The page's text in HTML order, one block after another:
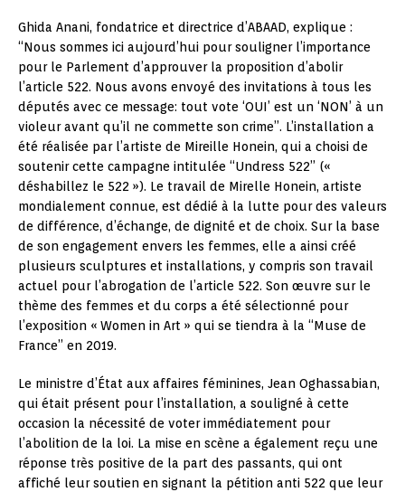
Ghida Anani, fondatrice et directrice d’ABAAD, explique :
“Nous sommes ici aujourd’hui pour souligner l’importance
pour le Parlement d’approuver la proposition d’abolir
l’article 522. Nous avons envoyé des invitations à tous les
députés avec ce message: tout vote ‘OUI’ est un ‘NON’ à un
violeur avant qu’il ne commette son crime”. L’installation a
été réalisée par l’artiste de Mireille Honein, qui a choisi de
soutenir cette campagne intitulée “Undress 522” («
déshabillez le 522 »). Le travail de Mirelle Honein, artiste
mondialement connue, est dédié à la lutte pour des valeurs
de différence, d’échange, de dignité et de choix. Sur la base
de son engagement envers les femmes, elle a ainsi créé
plusieurs sculptures et installations, y compris son travail
actuel pour l’abrogation de l’article 522. Son œuvre sur le
thème des femmes et du corps a été sélectionné pour
l’exposition « Women in Art » qui se tiendra à la “Muse de
France” en 2019.
Le ministre d’État aux affaires féminines, Jean Oghassabian,
qui était présent pour l’installation, a souligné à cette
occasion la nécessité de voter immédiatement pour
l’abolition de la loi. La mise en scène a également reçu une
réponse très positive de la part des passants, qui ont
affiché leur soutien en signant la pétition anti 522 que leur